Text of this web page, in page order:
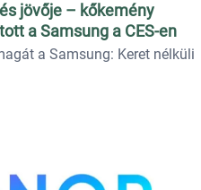
jövője – kőkemény
a Samsung a CES-en
a Samsung: Keret nélküli